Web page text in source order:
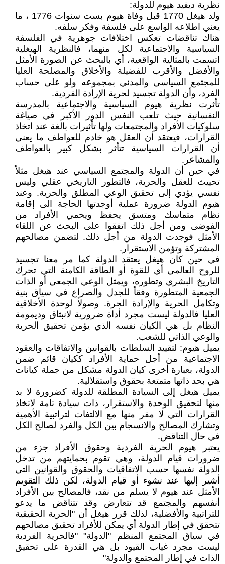
نظرية ديفيد هيوم للدولة:
ولد هيغل 1770 قبل وفاة هيوم بست سنوات 1776 ، ما
يعني اطلاعه الواسع على فلسفة وفكر سلفه.
هناك تناقضات تعكس اختلافات جوهرية في الفلسفة
السياسية والاجتماعية لكل منهما، فالنظرية الهيغلية
اتسمت بالمثالية الواقعية، أي بالبحث عن الصورة الأمثل
والأفضل والأقرب للفضيلة والأخلاق والمصلحة العليا
للمجتمع السياسي والمدني بمجموعه ولو على حساب
الفرد، وأن الدولة تجسيد لحرية الإرادة الفردية.
تأثرت نظرية هيوم السياسية والاجتماعية بالمدرسة
النفسانية حيث تلعب النفس الدور الأكبر في صياغة
سلوكيات الأفراد والمجتمعات ولها تأثيرات بالغة عند اتخاذ
القرارات، فيعتقد أن العقل هو خادم للعواطف ما يعني
أن القرارات السياسية تتأثر بشكل كبير بالعواطف
والمشاعر.
في حين أن الدولة والمجتمع السياسي عند هيغل مثلاً
تحييث للعقل والحرية، فالتطور التاريخي عقلي وليس
نفسي يؤدي إلى تحقيق الوعي المطلق والحرية. وعند
هيوم الدولة ضرورة عملية أوجدتها الحاجة الى إقامة
نظام متماسك ومتسق يحفظ ويحمي الأفراد من
الفوضى ومن أجل ذلك اتفقوا على البحث عن اللقاء
الأمثل فوجدت الدولة من أجل ذلك. لتضمن مصالحهم
المشتركة وتؤمن الاستقرار.
في حين كان هيغل يعتقد الدولة كما مر معنا تجسيد
للروح العالمي أي للقوة أو الطاقة الكامنة التي تحرك
التاريخ البشري وتطوره، ويمثل الوعي الجمعي أو الذات
الجمعية المتطورة وفقاً للجدل والصراع في سياق بنية
وتكامل الحرية والإرادة الحرة. وصولاً لوحدة الأخلاقية
العليا فالدولة ليست مجرد أداة ضرورية لانبثاق وديمومة
النظام بل هي الكيان نفسه الذي يؤمن تحقيق الحرية
والوعي الذاتي للشعب.
يميل هيوم: لتقييد السلطات بالقوانين والاتفاقات والعقود
الاجتماعية من أجل حماية الأفراد ككيان قائم ضمن
الدولة، بعبارة أخرى كيان الدولة مشكل من جملة كيانات
هي بحد ذاتها متمتعة بحقوق واستقلالية.
يميل هيغل إلى السيادة المطلقة للدولة كضرورة لا بد
منها لتحقيق الوحدة والاستقرار، ذات سيادة تامة لاتخاذ
القرارات التي لا مفر منها مع الالتفات لتراتبية الأهمية
وتشارك المصالح والانسجام بين الكل والفرد لصالح الكل
في حال التناقض.
يعتبر هيوم الحرية الفردية وحقوق الأفراد جزء من
ضرورات قيام الدولة، وهي تقوم بحمايتهم من تدخل
الدولة نفسها حسب الاتفاقيات والحقوق والقوانين التي
أشير إليها عند نشوء أو قيام الدولة، لكن ذلك التقويم
الأمثل عند هيوم لا يسلم من نقد، فالمصالح بين الأفراد
أنفسهم والمجتمع قد تتعارض وقد تتناقض ما يدعو
للتراتبية والأفضلية، لذلك قرر هيغل أن "الحرية الحقيقية
تتحقق في إطار الدولة أي يمكن للأفراد تحقيق مصالحهم
في سياق المجتمع المنظم "الدولة" "فالحرية الفردية
ليست مجرد غياب القيود بل هي القدرة على تحقيق
الذات في إطار المجتمع والدولة"